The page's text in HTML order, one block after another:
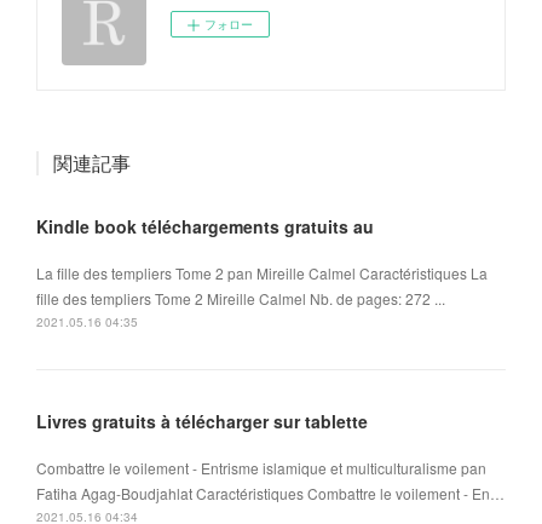
フォロー
関連記事
Kindle book téléchargements gratuits au
La fille des templiers Tome 2 pan Mireille Calmel Caractéristiques La
fille des templiers Tome 2 Mireille Calmel Nb. de pages: 272 ...
2021.05.16 04:35
Livres gratuits à télécharger sur tablette
Combattre le voilement - Entrisme islamique et multiculturalisme pan
Fatiha Agag-Boudjahlat Caractéristiques Combattre le voilement - En…
2021.05.16 04:34